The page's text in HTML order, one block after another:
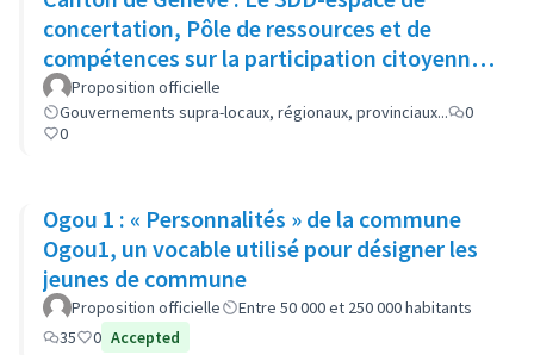
concertation, Pôle de ressources et de
compétences sur la participation citoyenne
et la coopération
Proposition officielle
Gouvernements supra-locaux, régionaux, provinciaux...
0
0
Ogou 1 : « Personnalités » de la commune
Ogou1, un vocable utilisé pour désigner les
jeunes de commune
Proposition officielle
Entre 50 000 et 250 000 habitants
35
0 Accepted